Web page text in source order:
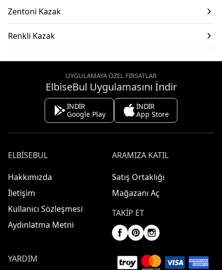
Zentoni Kazak
Renkli Kazak
UYGULAMAYA ÖZEL FIRSATLAR
ElbiseBul Uygulamasını İndir
İNDİR
Google Play
İNDİR
App Store
ELBISEBUL
Hakkımızda
İletişim
Kullanıcı Sözleşmesi
Aydınlatma Metni
ARAMIZA KATIL
Satış Ortaklığı
Mağazanı Aç
TAKIP ET
YARDIM